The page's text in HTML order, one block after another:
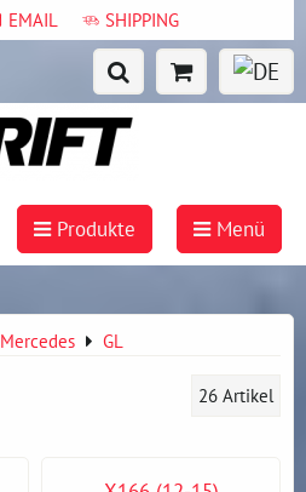
EMAIL SHIPPING
Produkte Menü
Mercedes GL
26 Artikel